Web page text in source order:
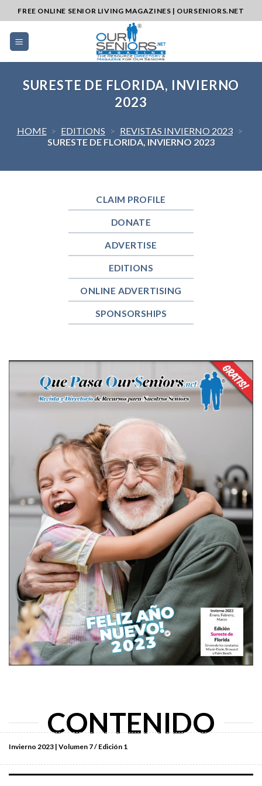
to
content
FREE ONLINE SENIOR LIVING MAGAZINES | OURSENIORS.NET
SURESTE DE FLORIDA, INVIERNO
2023
HOME > EDITIONS > REVISTAS INVIERNO 2023 >
SURESTE DE FLORIDA, INVIERNO 2023
CLAIM PROFILE
DONATE
ADVERTISE
EDITIONS
ONLINE ADVERTISING
SPONSORSHIPS
CONTENIDO
Invierno 2023 | Volumen 7 / Edición 1